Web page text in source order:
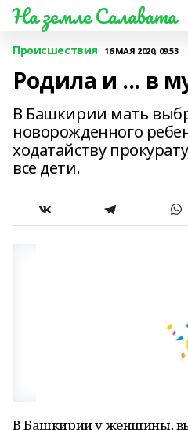
На земле Салавата
Происшествия 16 МАЯ 2020, 09:53
Родила и ... в
В Башкирии мать
новорожденного
ходатайству
все дети.
В Башкирии у женщины,